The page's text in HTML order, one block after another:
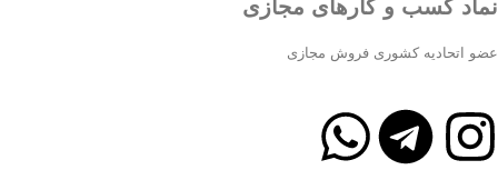
نماد کسب و کارهای مجازی
عضو اتحادیه کشوری فروش مجازی